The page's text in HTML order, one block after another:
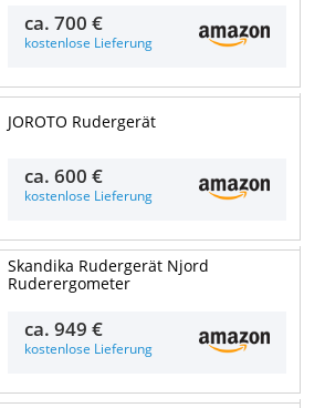
ca.700 €
kostenlose Lieferung
JOROTO Rudergerät
ca.600 €
kostenlose Lieferung
Skandika Rudergerät Njord
Ruderergometer
ca.949 €
kostenlose Lieferung